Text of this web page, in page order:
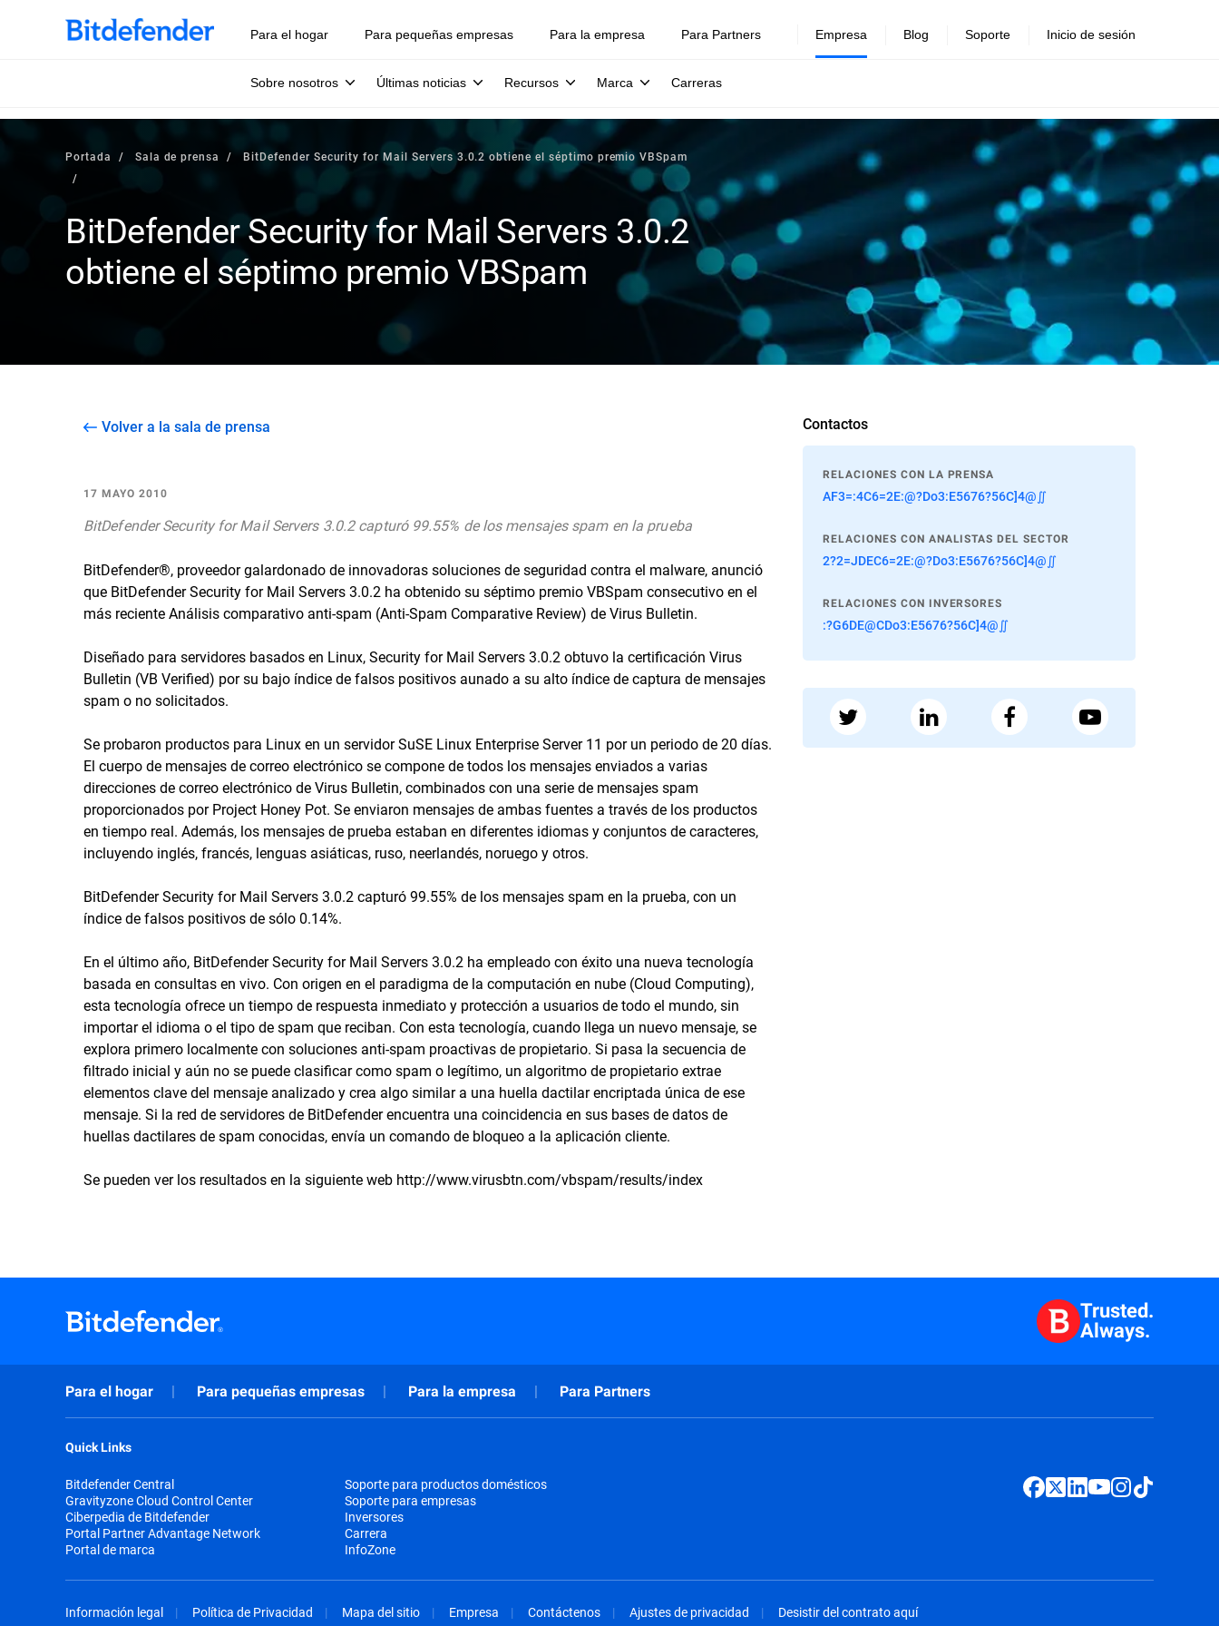
Para el hogar Para pequeñas empresas Para la empresa Para Partners Empresa
Sobre nosotros Últimas noticias Recursos Marca Carreras
Blog Soporte Inicio de sesión
Portada Sala de prensa BitDefender Security for Mail Servers 3.0.2 obtiene el séptimo premio VBSpam
BitDefender Security for Mail Servers 3.0.2
obtiene el séptimo premio VBSpam
Volver a la sala de prensa
17 MAYO 2010
BitDefender Security for Mail Servers 3.0.2 capturó 99.55% de los mensajes spam en la prueba
BitDefender®, proveedor galardonado de innovadoras soluciones de seguridad contra el malware, anunció
que BitDefender Security for Mail Servers 3.0.2 ha obtenido su séptimo premio VBSpam consecutivo en el
más reciente Análisis comparativo anti-spam (Anti-Spam Comparative Review) de Virus Bulletin.
Diseñado para servidores basados en Linux, Security for Mail Servers 3.0.2 obtuvo la certificación Virus
Bulletin (VB Verified) por su bajo índice de falsos positivos aunado a su alto índice de captura de mensajes
spam o no solicitados.
Se probaron productos para Linux en un servidor SuSE Linux Enterprise Server 11 por un periodo de 20 días.
El cuerpo de mensajes de correo electrónico se compone de todos los mensajes enviados a varias
direcciones de correo electrónico de Virus Bulletin, combinados con una serie de mensajes spam
proporcionados por Project Honey Pot. Se enviaron mensajes de ambas fuentes a través de los productos
en tiempo real. Además, los mensajes de prueba estaban en diferentes idiomas y conjuntos de caracteres,
incluyendo inglés, francés, lenguas asiáticas, ruso, neerlandés, noruego y otros.
BitDefender Security for Mail Servers 3.0.2 capturó 99.55% de los mensajes spam en la prueba, con un
índice de falsos positivos de sólo 0.14%.
En el último año, BitDefender Security for Mail Servers 3.0.2 ha empleado con éxito una nueva tecnología
basada en consultas en vivo. Con origen en el paradigma de la computación en nube (Cloud Computing),
esta tecnología ofrece un tiempo de respuesta inmediato y protección a usuarios de todo el mundo, sin
importar el idioma o el tipo de spam que reciban. Con esta tecnología, cuando llega un nuevo mensaje, se
explora primero localmente con soluciones anti-spam proactivas de propietario. Si pasa la secuencia de
filtrado inicial y aún no se puede clasificar como spam o legítimo, un algoritmo de propietario extrae
elementos clave del mensaje analizado y crea algo similar a una huella dactilar encriptada única de ese
mensaje. Si la red de servidores de BitDefender encuentra una coincidencia en sus bases de datos de
huellas dactilares de spam conocidas, envía un comando de bloqueo a la aplicación cliente.
Se pueden ver los resultados en la siguiente web http://www.virusbtn.com/vbspam/results/index
Contactos
RELACIONES CON LA PRENSA
AF3=:4C6=2E:@?Do3:E5676?56C]4@∬
RELACIONES CON ANALISTAS DEL SECTOR
2?2=JDEC6=2E:@?Do3:E5676?56C]4@∬
RELACIONES CON INVERSORES
:?G6DE@CDo3:E5676?56C]4@∬
Trusted.
Always.
Para el hogar Para pequeñas empresas Para la empresa Para Partners
Quick Links
Bitdefender Central
Gravityzone Cloud Control Center
Ciberpedia de Bitdefender
Portal Partner Advantage Network
Portal de marca
Soporte para productos domésticos
Soporte para empresas
Inversores
Carrera
InfoZone
Información legal Política de Privacidad Mapa del sitio Empresa Contáctenos Ajustes de privacidad Desistir del contrato aquí